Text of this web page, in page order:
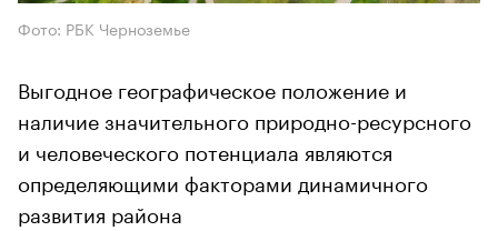
Фото: РБК Черноземье
Выгодное географическое положение и
наличие значительного природно-ресурсного
и человеческого потенциала являются
определяющими факторами динамичного
развития района